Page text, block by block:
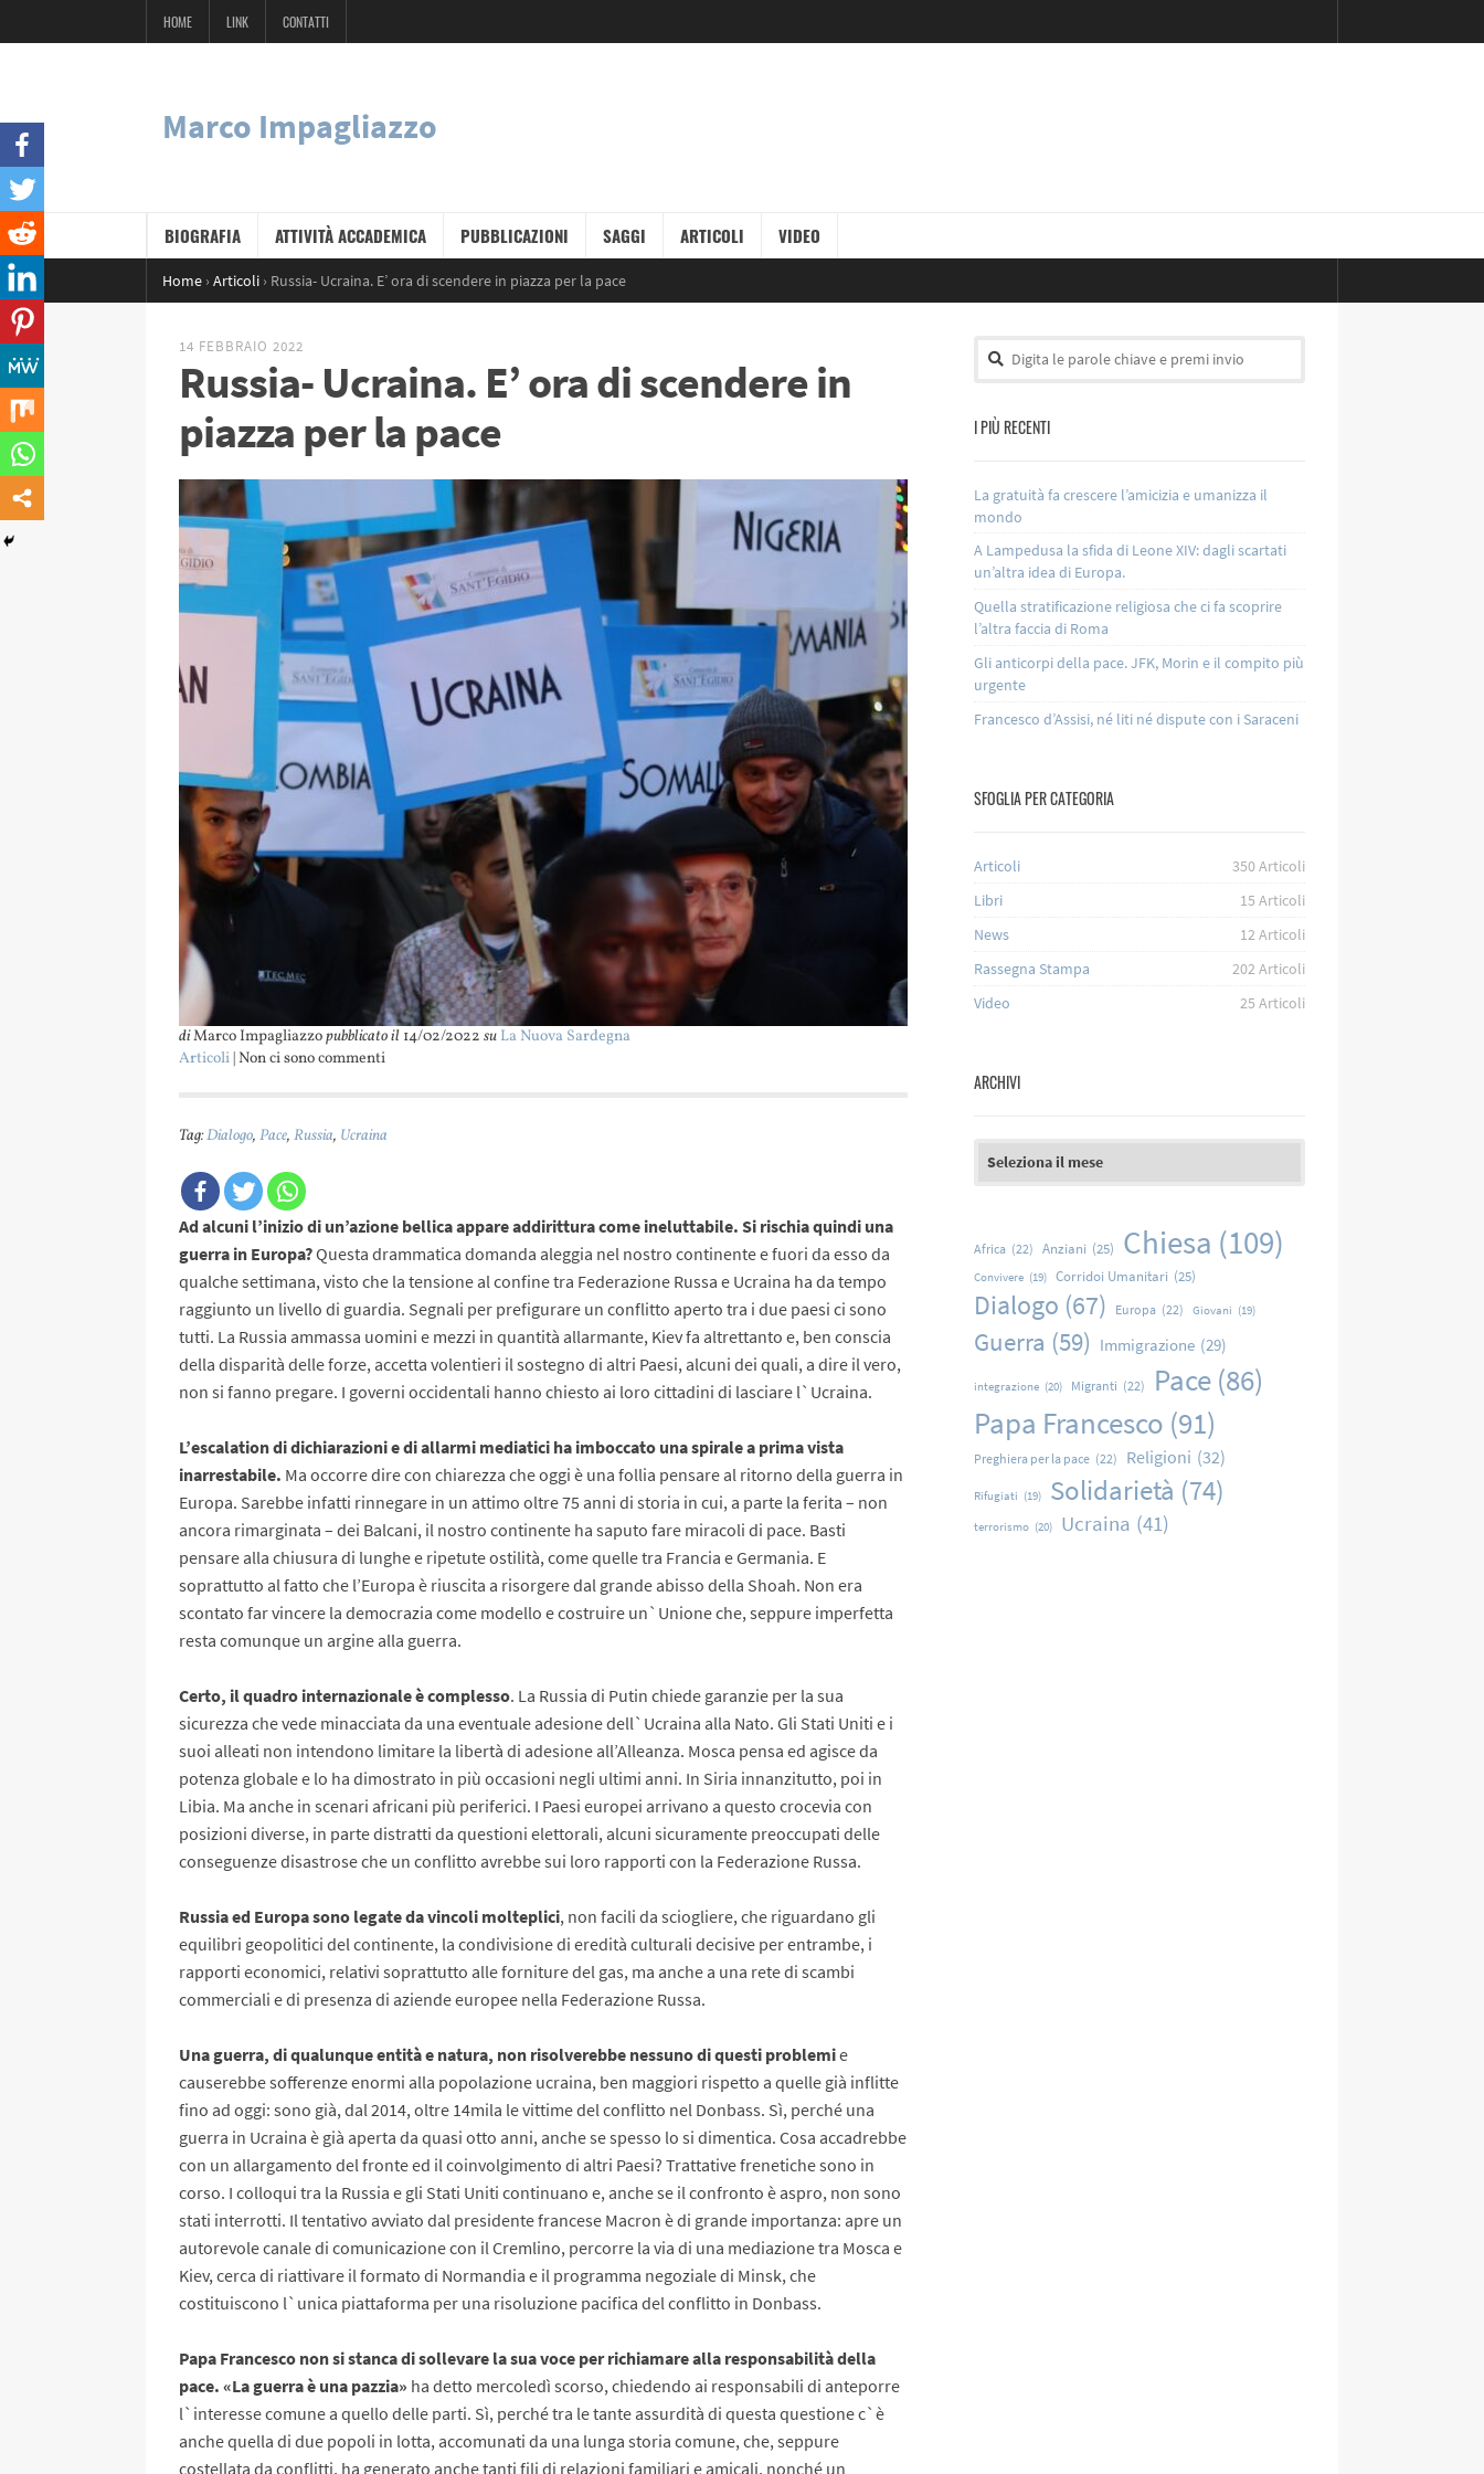
HOME LINK CONTATTI
Marco Impagliazzo
BIOGRAFIA ATTIVITÀ ACCADEMICA PUBBLICAZIONI SAGGI ARTICOLI VIDEO
Home › Articoli › Russia- Ucraina. E’ ora di scendere in piazza per la pace
14 FEBBRAIO 2022
Russia- Ucraina. E’ ora di scendere in
piazza per la pace
diMarco Impagliazzopubblicato il 14/02/2022 su La Nuova Sardegna
Articoli| Non ci sono commenti
Tag:Dialogo, Pace, Russia, Ucraina
Ad alcuni l’inizio di un’azione bellica appare addirittura come ineluttabile. Si rischia quindi una
guerra in Europa?Questa drammatica domanda aleggia nel nostro continente e fuori da esso da
qualche settimana, visto che la tensione al confine tra Federazione Russa e Ucraina ha da tempo
raggiunto un livello di guardia. Segnali per prefigurare un conflitto aperto tra i due paesi ci sono
tutti. La Russia ammassa uomini e mezzi in quantità allarmante, Kiev fa altrettanto e, ben conscia
della disparità delle forze, accetta volentieri il sostegno di altri Paesi, alcuni dei quali, a dire il vero,
non si fanno pregare. I governi occidentali hanno chiesto ai loro cittadini di lasciare l`Ucraina.
L’escalation di dichiarazioni e di allarmi mediatici ha imboccato una spirale a prima vista
inarrestabile. Ma occorre dire con chiarezza che oggi è una follia pensare al ritorno della guerra in
Europa. Sarebbe infatti rinnegare in un attimo oltre 75 anni di storia in cui, a parte la ferita – non
ancora rimarginata – dei Balcani, il nostro continente ha saputo fare miracoli di pace. Basti
pensare alla chiusura di lunghe e ripetute ostilità, come quelle tra Francia e Germania. E
soprattutto al fatto che l’Europa è riuscita a risorgere dal grande abisso della Shoah. Non era
scontato far vincere la democrazia come modello e costruire un`Unione che, seppure imperfetta
resta comunque un argine alla guerra.
Certo, il quadro internazionale è complesso. La Russia di Putin chiede garanzie per la sua
sicurezza che vede minacciata da una eventuale adesione dell`Ucraina alla Nato. Gli Stati Uniti e i
suoi alleati non intendono limitare la libertà di adesione all’Alleanza. Mosca pensa ed agisce da
potenza globale e lo ha dimostrato in più occasioni negli ultimi anni. In Siria innanzitutto, poi in
Libia. Ma anche in scenari africani più periferici. I Paesi europei arrivano a questo crocevia con
posizioni diverse, in parte distratti da questioni elettorali, alcuni sicuramente preoccupati delle
conseguenze disastrose che un conflitto avrebbe sui loro rapporti con la Federazione Russa.
Russia ed Europa sono legate da vincoli molteplici, non facili da sciogliere, che riguardano gli
equilibri geopolitici del continente, la condivisione di eredità culturali decisive per entrambe, i
rapporti economici, relativi soprattutto alle forniture del gas, ma anche a una rete di scambi
commerciali e di presenza di aziende europee nella Federazione Russa.
Una guerra, di qualunque entità e natura, non risolverebbe nessuno di questi problemie
causerebbe sofferenze enormi alla popolazione ucraina, ben maggiori rispetto a quelle già inflitte
fino ad oggi: sono già, dal 2014, oltre 14mila le vittime del conflitto nel Donbass. Sì, perché una
guerra in Ucraina è già aperta da quasi otto anni, anche se spesso lo si dimentica. Cosa accadrebbe
con un allargamento del fronte ed il coinvolgimento di altri Paesi? Trattative frenetiche sono in
corso. I colloqui tra la Russia e gli Stati Uniti continuano e, anche se il confronto è aspro, non sono
stati interrotti. Il tentativo avviato dal presidente francese Macron è di grande importanza: apre un
autorevole canale di comunicazione con il Cremlino, percorre la via di una mediazione tra Mosca e
Kiev, cerca di riattivare il formato di Normandia e il programma negoziale di Minsk, che
costituiscono l`unica piattaforma per una risoluzione pacifica del conflitto in Donbass.
Papa Francesco non si stanca di sollevare la sua voce per richiamare alla responsabilità della
pace. «La guerra è una pazzia» ha detto mercoledì scorso, chiedendo ai responsabili di anteporre
l`interesse comune a quello delle parti. Sì, perché tra le tante assurdità di questa questione c`è
anche quella di due popoli in lotta, accomunati da una lunga storia comune, che, seppure
costellata da conflitti, ha generato anche tanti fili di relazioni familiari e amicali, nonché un
I PIÙ RECENTI
La gratuità fa crescere l’amicizia e umanizza il
mondo
A Lampedusa la sfida di Leone XIV: dagli scartati
un’altra idea di Europa.
Quella stratificazione religiosa che ci fa scoprire
l’altra faccia di Roma
Gli anticorpi della pace. JFK, Morin e il compito più
urgente
Francesco d’Assisi, né liti né dispute con i Saraceni
SFOGLIA PER CATEGORIA
Articoli 350Articoli
Libri
15 Articoli
News
12Articoli
Rassegna Stampa
202Articoli
Video
25 Articoli
ARCHIVI
Africa (22) Anziani (25) Chiesa (109)
Convivere (19) Corridoi Umanitari (25)
Dialogo (67) Europa (22) Giovani (19)
Guerra (59) Immigrazione (29)
integrazione (20) Migranti (22) Pace (86)
Papa Francesco (91)
Preghiera per la pace (22) Religioni (32)
Rifugiati (19) Solidarietà (74)
terrorismo (20) Ucraina (41)